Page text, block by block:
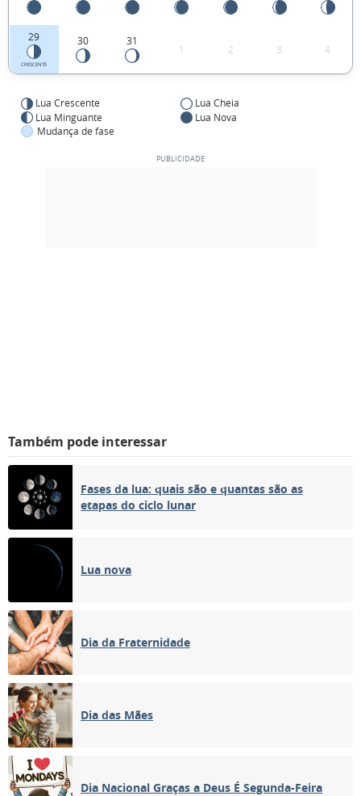
29
CRESCENTE
30 31
1 2 3 4
Lua Crescente
Lua Cheia
Lua Minguante
Lua Nova
Mudança de fase
Também pode interessar
Fases da lua: quais são e quantas são as
etapas do ciclo lunar
Lua nova
Dia da Fraternidade
Dia das Mães
Dia Nacional Graças a Deus É Segunda-Feira